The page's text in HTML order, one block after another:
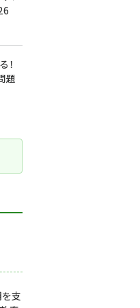
！
題
支